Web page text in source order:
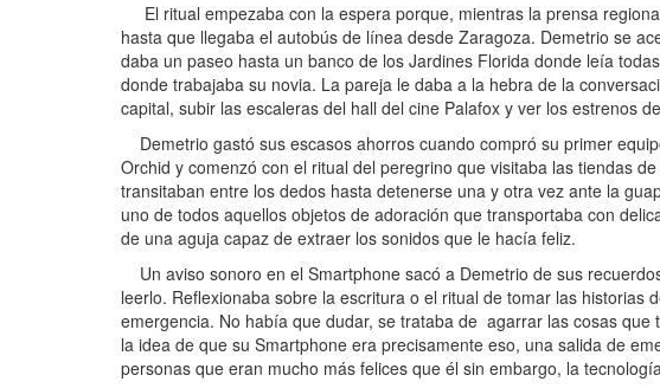
El ritual empezaba con la espera porque, mientras la prensa
hasta que llegaba el autobús de línea desde Zaragoza. Demetrio se
daba un paseo hasta un banco de los Jardines Florida donde leía
donde trabajaba su novia. La pareja le daba a la hebra de la
capital, subir las escaleras del hall del cine Palafox y ver los estrenos
Demetrio gastó sus escasos ahorros cuando compró su primer
Orchid y comenzó con el ritual del peregrino que visitaba las tiendas
transitaban entre los dedos hasta detenerse una y otra vez ante la
uno de todos aquellos objetos de adoración que transportaba con
de una aguja capaz de extraer los sonidos que le hacía feliz.
Un aviso sonoro en el Smartphone sacó a Demetrio de sus
leerlo. Reflexionaba sobre la escritura o el ritual de tomar las
emergencia. No había que dudar, se trataba de agarrar las cosas
la idea de que su Smartphone era precisamente eso, una salida de
personas que eran mucho más felices que él sin embargo, la